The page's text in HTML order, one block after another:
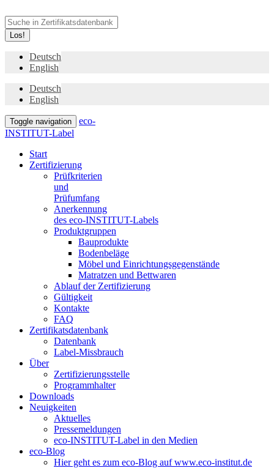
Los!
Deutsch
English
Deutsch
English
Toggle navigation
eco-
INSTITUT-Label
Start
Zertifizierung
Prüfkriterien
und
Prüfumfang
Anerkennung
des eco-INSTITUT-Labels
Produktgruppen
Bauprodukte
Bodenbeläge
Möbel und Einrichtungsgegenstände
Matratzen und Bettwaren
Ablauf der Zertifizierung
Gültigkeit
Kontakte
FAQ
Zertifikatsdatenbank
Datenbank
Label-Missbrauch
Über
Zertifizierungsstelle
Programmhalter
Downloads
Neuigkeiten
Aktuelles
Pressemeldungen
eco-INSTITUT-Label in den Medien
eco-Blog
Hier geht es zum eco-Blog auf www.eco-institut.de